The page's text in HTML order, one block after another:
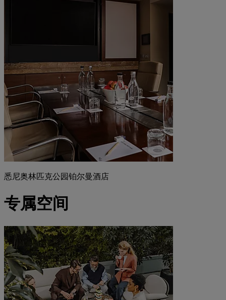
悉尼奥林匹克公园铂尔曼酒店
专属空间